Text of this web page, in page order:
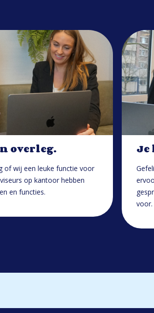
overleg.
of wij een leuke functie voor
op kantoor hebben
en functies.
Je
voor.